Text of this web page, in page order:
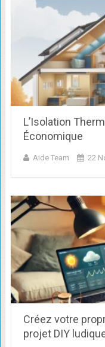
L’Isolation
Économique
Aide Team 22
Créez votre
projet DIY